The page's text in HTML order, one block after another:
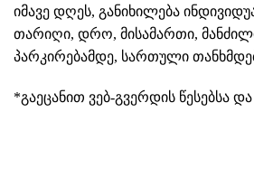
იმავე დღეს, განიხილება
თარიღი, დრო, მისამართი,
პარკირებამდე, სართული
*გაეცანით ვებ-გვერდის წესებსა